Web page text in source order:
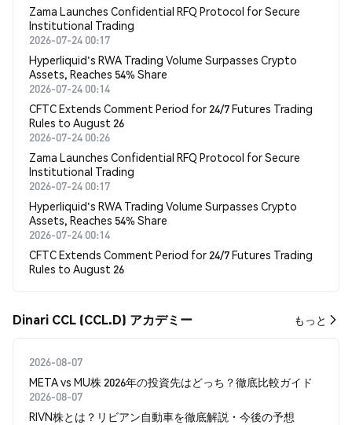
Zama Launches Confidential RFQ Protocol for Secure
Institutional Trading
2026-07-24 00:17
Hyperliquid's RWA Trading Volume Surpasses Crypto
Assets, Reaches 54% Share
2026-07-24 00:14
CFTC Extends Comment Period for 24/7 Futures Trading
Rules to August 26
2026-07-24 00:26
Zama Launches Confidential RFQ Protocol for Secure
Institutional Trading
2026-07-24 00:17
Hyperliquid's RWA Trading Volume Surpasses Crypto
Assets, Reaches 54% Share
2026-07-24 00:14
CFTC Extends Comment Period for 24/7 Futures Trading
Rules to August 26
Dinari CCL (CCL.D) アカデミー もっと
2026-08-07
META vs MU株 2026年の投資先はどっち？徹底比較ガイド
2026-08-07
RIVN株とは？リビアン自動車を徹底解説・今後の予想